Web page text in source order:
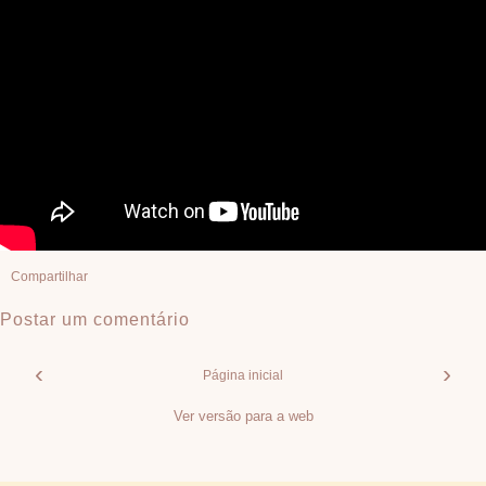
Compartilhar
Postar um comentário
‹ ›
Página inicial
Ver versão para a web